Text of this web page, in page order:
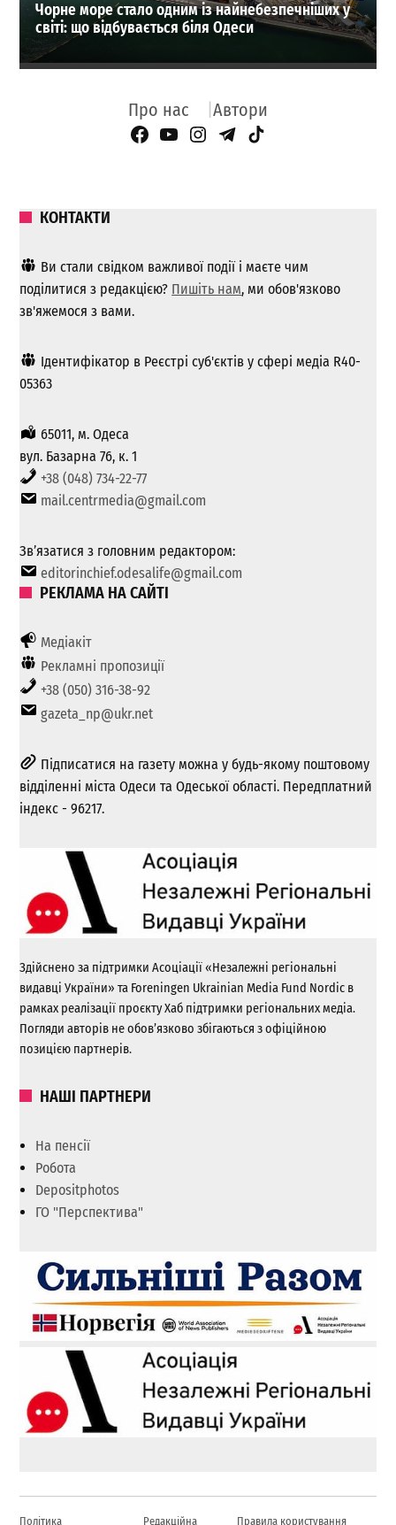
Чорне море стало одним із найнебезпечніших у
світі: що відбувається біля Одеси
Про нас Автори
Facebook Page
YouTube
Instagram
Telegram
TikTok
КОНТАКТИ
Ви стали свідком важливої ​​події і маєте чим
поділитися з редакцією? Пишіть нам, ми обов'язково
зв'яжемося з вами.
Ідентифікатор в Реєстрі суб'єктів у сфері медіа R40-
05363
65011, м. Одеса
вул. Базарна 76, к. 1
+38 (048) 734-22-77
mail.centrmedia@gmail.com
Зв’язатися з головним редактором:
editorinchief.odesalife@gmail.com
РЕКЛАМА НА САЙТІ
Медіакіт
Рекламні пропозиції
+38 (050) 316-38-92
gazeta_np@ukr.net
Підписатися на газету можна у будь-якому поштовому
відділенні міста Одеси та Одеської області. Передплатний
індекс - 96217.
Здійснено за підтримки Асоціації «Незалежні регіональні
видавці України» та Foreningen Ukrainian Media Fund Nordic в
рамках реалізації проєкту Хаб підтримки регіональних медіа.
Погляди авторів не обов’язково збігаються з офіційною
позицією партнерів.
НАШІ ПАРТНЕРИ
На пенсії
Робота
Depositphotos
ГО "Перспектива"
Політика Редакційна Правила користування